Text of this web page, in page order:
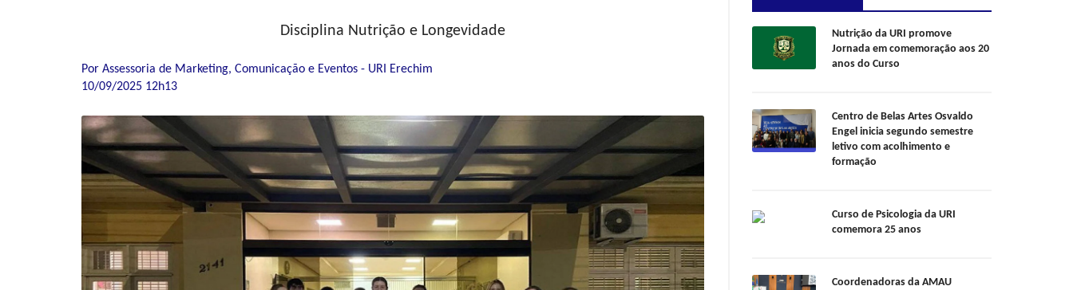
Disciplina Nutrição e Longevidade
Por Assessoria de Marketing, Comunicação e Eventos - URI Erechim
10/09/2025 12h13
Nutrição da URI promove
Jornada em comemoração aos 20
anos do Curso
Centro de Belas Artes Osvaldo
Engel inicia segundo semestre
letivo com acolhimento e
formação
Curso de Psicologia da URI
comemora 25 anos
Coordenadoras da AMAU